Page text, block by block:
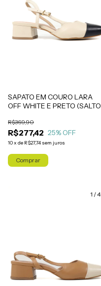
SAPATO EM COURO LARA
OFF WHITE E PRETO (SALTO
R$277,42
R$369,90
25% OFF
10x de R$27,74 sem juros
Comprar
1 /4